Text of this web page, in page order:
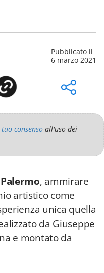
Pubblicato il
6 marzo 2021
consenso all'uso dei
, ammirare
artistico come
unica quella
da Giuseppe
e montato da